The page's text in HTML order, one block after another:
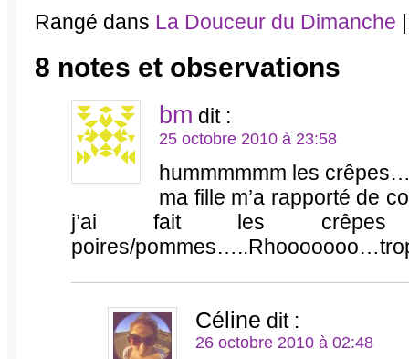
Rangé dans La Douceur du Dimanche
8 notes et observations
bm dit :
25 octobre 2010 à 23:58
hummmmmm les
ma fille m’a rapporté de
j’ai fait les
poires/
Céline dit :
26 octobre 2010 à 02:48